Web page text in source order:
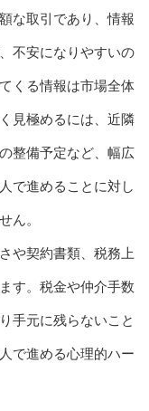
な取引であり、情報
不安になりやすいの
くる情報は市場全体
見極めるには、近隣
整備予定など、幅広
で進めることに対し
ん。
や契約書類、税務上
す。税金や仲介手数
手元に残らないこと
で進める心理的ハー